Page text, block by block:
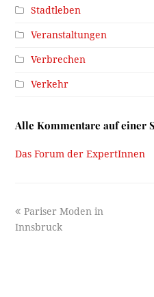
Stadtleben
Veranstaltungen
Verbrechen
Verkehr
Alle Kommentare auf einer
Das Forum der ExpertInnen
previous
post:
Pariser Moden in
Innsbruck